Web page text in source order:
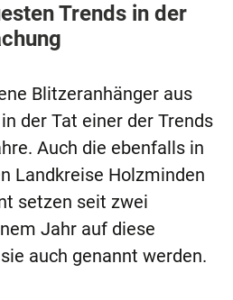
Trends in der
Blitzeranhänger aus
der Tat einer der Trends
Auch die ebenfalls in
Landkreise Holzminden
setzen seit zwei
Jahr auf diese
auch genannt werden.